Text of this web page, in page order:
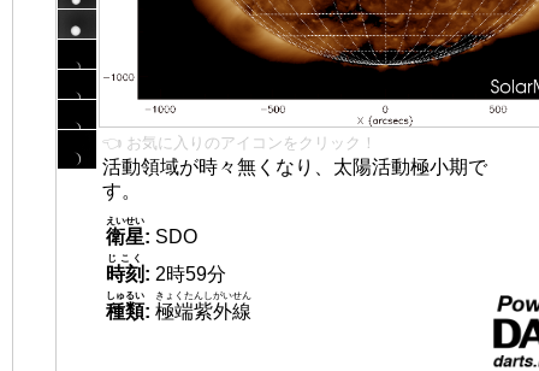
👈 お気に入りのアイコンをクリック！
活動領域が時々無くなり、太陽活動極小期で
す。
衛星
えいせい
: SDO
時刻
じこく
: 2時59分
種類
しゅるい
: 極端紫外線
きょくたんしがいせん